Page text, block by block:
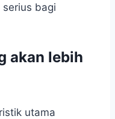
bagi
akan lebih
utama